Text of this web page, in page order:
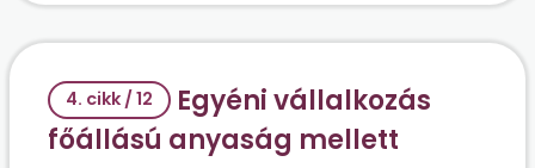
4. cikk / 12
Egyéni vállalkozás
főállású anyaság mellett